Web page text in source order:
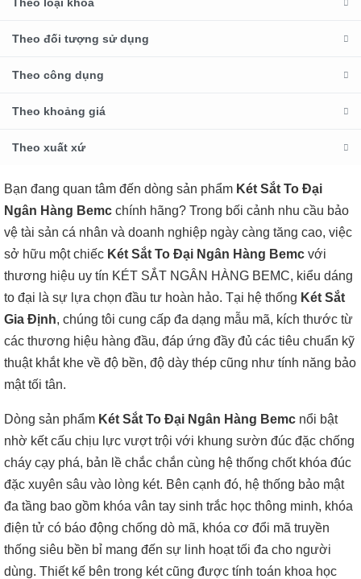
Theo đối tượng sử dụng
Theo công dụng
Theo khoảng giá
Theo xuất xứ
Bạn đang quan tâm đến dòng sản phẩm Két Sắt To Đại
Ngân Hàng Bemc chính hãng? Trong bối cảnh nhu cầu bảo
vệ tài sản cá nhân và doanh nghiệp ngày càng tăng cao, việc
sở hữu một chiếc Két Sắt To Đại Ngân Hàng Bemc với
thương hiệu uy tín KÉT SẮT NGÂN HÀNG BEMC, kiểu dáng
to đại là sự lựa chọn đầu tư hoàn hảo. Tại hệ thống Két Sắt
Gia Định, chúng tôi cung cấp đa dạng mẫu mã, kích thước từ
các thương hiệu hàng đầu, đáp ứng đầy đủ các tiêu chuẩn kỹ
thuật khắt khe về độ bền, độ dày thép cũng như tính năng bảo
mật tối tân.
Dòng sản phẩm Két Sắt To Đại Ngân Hàng Bemc nổi bật
nhờ kết cấu chịu lực vượt trội với khung sườn đúc đặc chống
cháy cạy phá, bản lề chắc chắn cùng hệ thống chốt khóa đúc
đặc xuyên sâu vào lòng két. Bên cạnh đó, hệ thống bảo mật
đa tầng bao gồm khóa vân tay sinh trắc học thông minh, khóa
điện tử có báo động chống dò mã, khóa cơ đổi mã truyền
thống siêu bền bỉ mang đến sự linh hoạt tối đa cho người
dùng. Thiết kế bên trong két cũng được tính toán khoa học